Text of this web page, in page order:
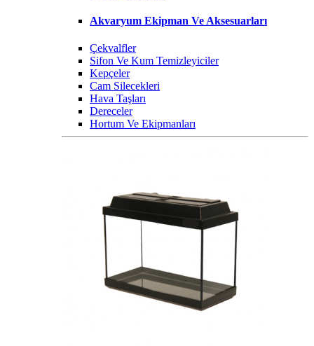
Akvaryum Ekipman Ve Aksesuarları
Çekvalfler
Sifon Ve Kum Temizleyiciler
Kepçeler
Cam Silecekleri
Hava Taşları
Dereceler
Hortum Ve Ekipmanları